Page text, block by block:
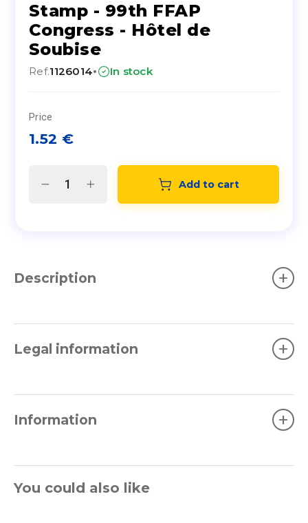
Stamp - 99th FFAP
Congress - Hôtel de
Soubise
Ref.1126014· In stock
Price
1.52 €
Add to cart
Description +
Legal information +
Information +
You could also like